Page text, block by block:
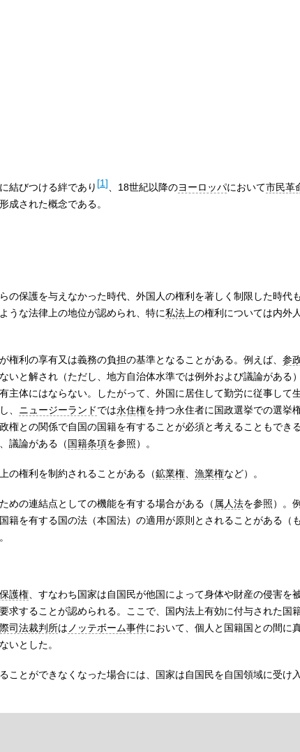
結びつける絆であり [1] 、18世紀以降のヨーロッパにおいて市民革
成された概念である。
の保護を与えなかった時代、外国人の権利を著しく制限した時代
うな法律上の地位が認められ、特に私法上の権利については内外
権利の享有又は義務の負担の基準となることがある。例えば、 参
いと解され（ただし、地方自治体水準では例外および議論がある
主体にはならない。したがって、外国に居住して勤労に従事して
、 ニュージーランドでは永住権を持つ永住者に国政選挙での選挙
権との関係で自国の国籍を有することが必須と考えることもできる
議論がある（国籍条項を参照）。
の権利を制約されることがある（鉱業権、 漁業権など）。
めの連結点としての機能を有する場合がある（ 属人法を参照）。
籍を有する国の法（本国法）の適用が原則とされることがある（
護権、すなわち国家は自国民が他国によって身体や財産の侵害を
求することが認められる。ここで、国内法上有効に付与された国
司法裁判所は ノッテボーム事件において、個人と国籍国との間に
いとした。
ことができなくなった場合には、国家は自国民を自国領域に受け